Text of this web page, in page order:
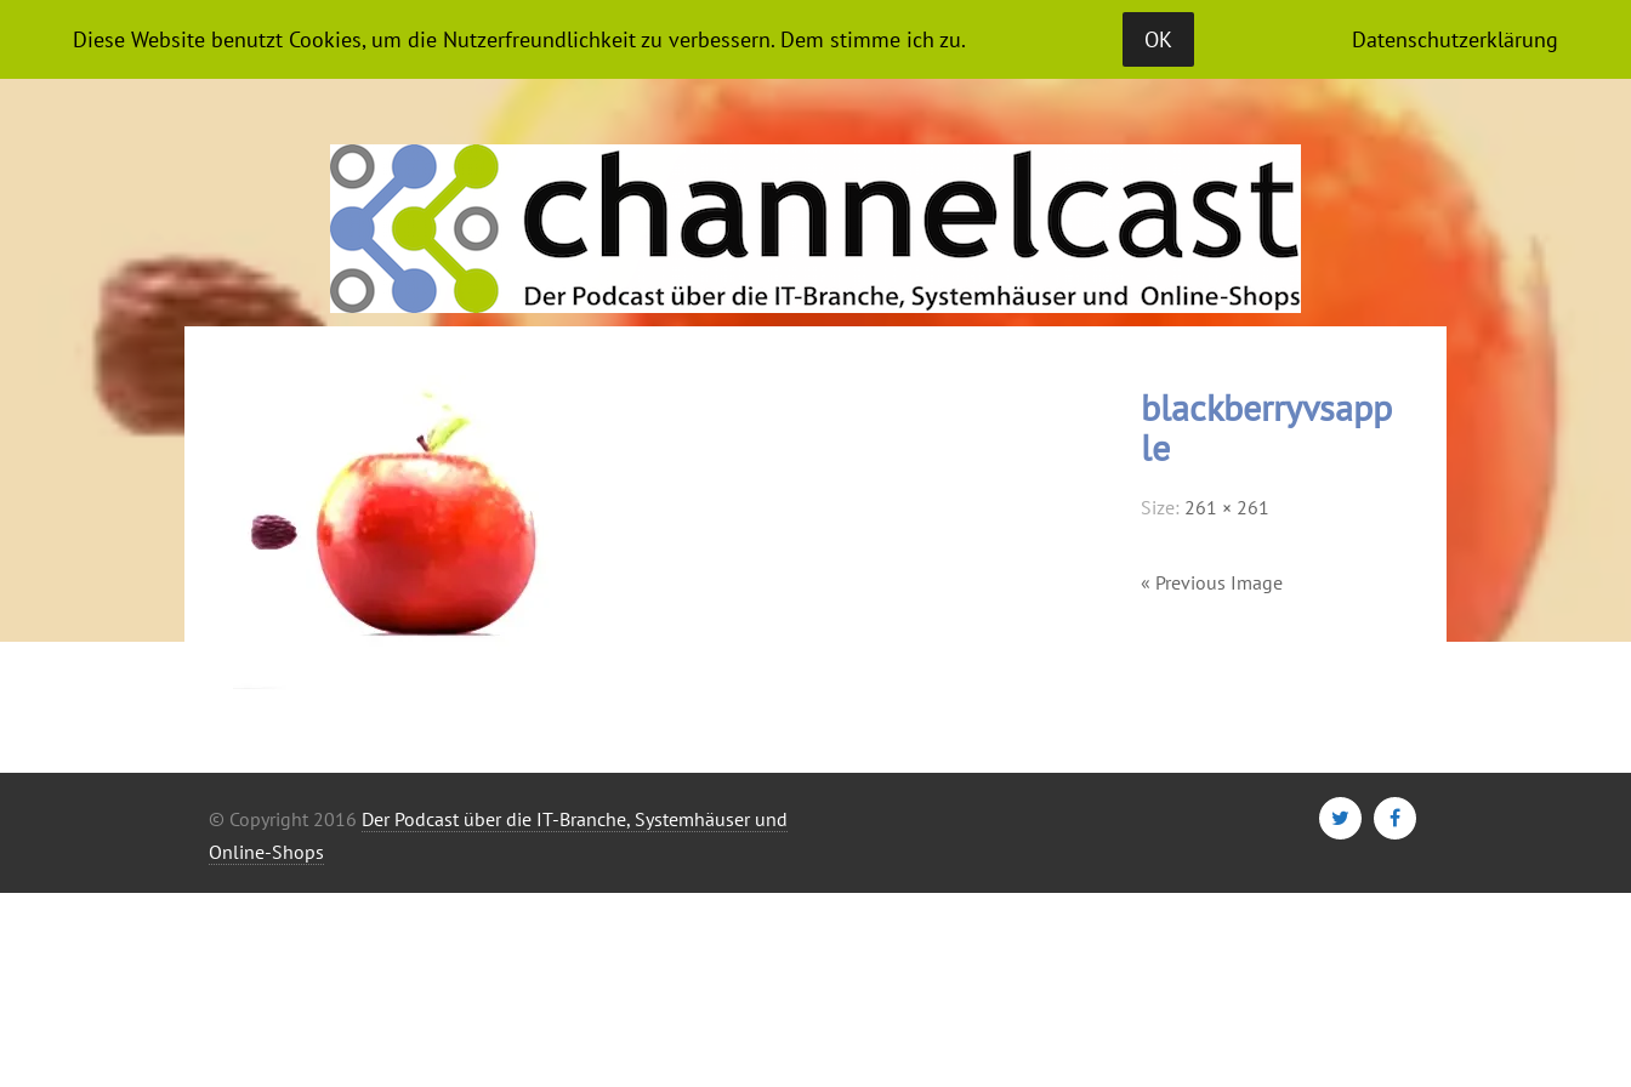
HOME NEWS PODCAST-WISSEN LIVE ARCHIV ALLER FOLGEN IMPRESSUM MEDIADATEN
blackberryvsapp
le
Size: 261 × 261
« Previous Image
© Copyright 2016 Der Podcast über die IT-Branche, Systemhäuser und
Online-Shops
Diese Website benutzt Cookies, um die Nutzerfreundlichkeit zu verbessern. Dem stimme ich zu. OK Datenschutzerklärung